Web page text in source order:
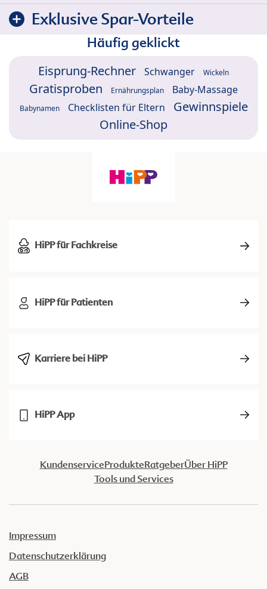
Exklusive Spar-Vorteile
Häufig geklickt
Eisprung-Rechner Schwanger Wickeln
Gratisproben Ernährungsplan Baby-Massage
Babynamen Checklisten für Eltern
Gewinnspiele
Online-Shop
HiPP für Fachkreise
HiPP für Patienten
Karriere bei HiPP
HiPP App
KundenserviceProdukteRatgeberÜber HiPP
Tools und Services
Impressum
Datenschutzerklärung
AGB